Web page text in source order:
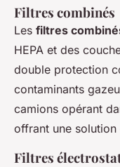
Filtres combinés
Les filtres
HEPA et des
double protection
contaminants
camions opérant
offrant une
Filtres